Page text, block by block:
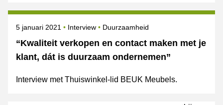
“Kwaliteit verkopen en contact maken met je
klant, dát is duurzaam ondernemen”
Gepubliceerd op
5 januari 2021 Categorie
Interview Onderwerpen
Duurzaamheid
Interview met Thuiswinkel-lid BEUK Meubels.